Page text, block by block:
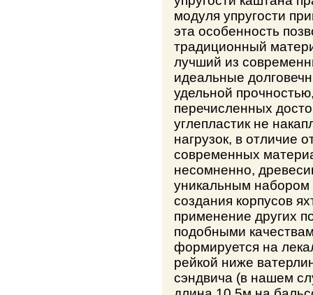
модуля упругости
эта особенность
традиционный
лучший из
идеальные
удельной
перечисленных
углепластик не
нагрузок, в отличие
современных
несомненно,
уникальным набором
создания корпусов
применение других
подобными
формируется на
рейкой ниже
сэндвича (в нашем